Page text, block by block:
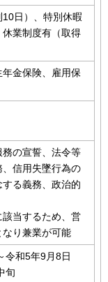
日）、特別休暇
休業制度有（取得
金保険、雇用保
の宣誓、法令等
信用失墜行為の
る義務、政治的
当するため、営
り兼業が可能
令和5年9月8日
旬